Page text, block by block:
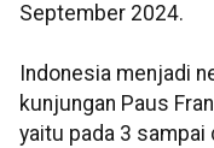
September 2024.
Indonesia menjadi
kunjungan Paus
yaitu pada 3